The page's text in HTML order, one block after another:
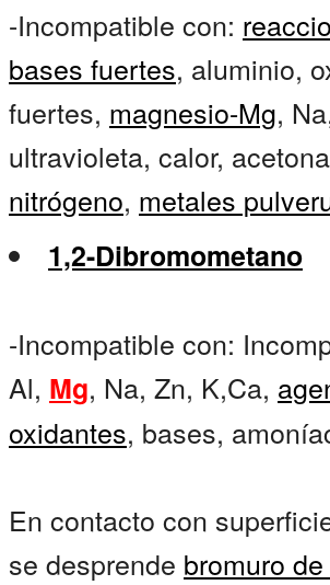
-Incompatible con:
bases fuertes, aluminio,
fuertes, magnesio-Mg,
ultravioleta, calor,
nitrógeno, metales
1,2-Dibromometano
-Incompatible con:
Al, Mg, Na, Zn, K,Ca,
oxidantes, bases,
En contacto con
se desprende bromuro